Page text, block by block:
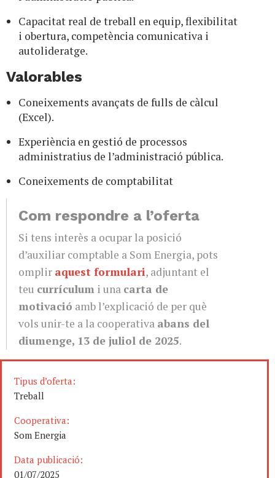
Capacitat real de treball en equip, flexibilitat
i obertura, competència comunicativa i
autolideratge.
Valorables
Coneixements avançats de fulls de càlcul
(Excel).
Experiència en gestió de processos
administratius de l’administració pública.
Coneixements de comptabilitat
Com respondre a l’oferta
Si tens interès a ocupar la posició
d’auxiliar comptable a Som Energia, pots
omplir aquest formulari, adjuntant el
teu currículum i una carta de
motivació amb l’explicació de per què
vols unir-te a la cooperativa abans del
diumenge, 13 de juliol de 2025.
Tipus d’oferta:
Treball
Cooperativa:
Som Energia
Data publicació:
01/07/2025